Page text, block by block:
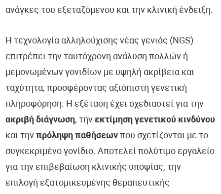
ανάγκες του εξεταζόμενου και την κλινική ένδειξη.
Η τεχνολογία αλληλούχισης νέας γενιάς (NGS)
επιτρέπει την ταυτόχρονη ανάλυση πολλών ή
μεμονωμένων γονιδίων με υψηλή ακρίβεια και
ταχύτητα, προσφέροντας αξιόπιστη γενετική
πληροφόρηση. Η εξέταση έχει σχεδιαστεί για την
ακριβή διάγνωση, τηνεκτίμηση γενετικού κινδύνου
και τηνπρόληψη παθήσεων που σχετίζονται με το
συγκεκριμένο γονίδιο. Αποτελεί πολύτιμο εργαλείο
για την επιβεβαίωση κλινικής υποψίας, την
επιλογή εξατομικευμένης θεραπευτικής